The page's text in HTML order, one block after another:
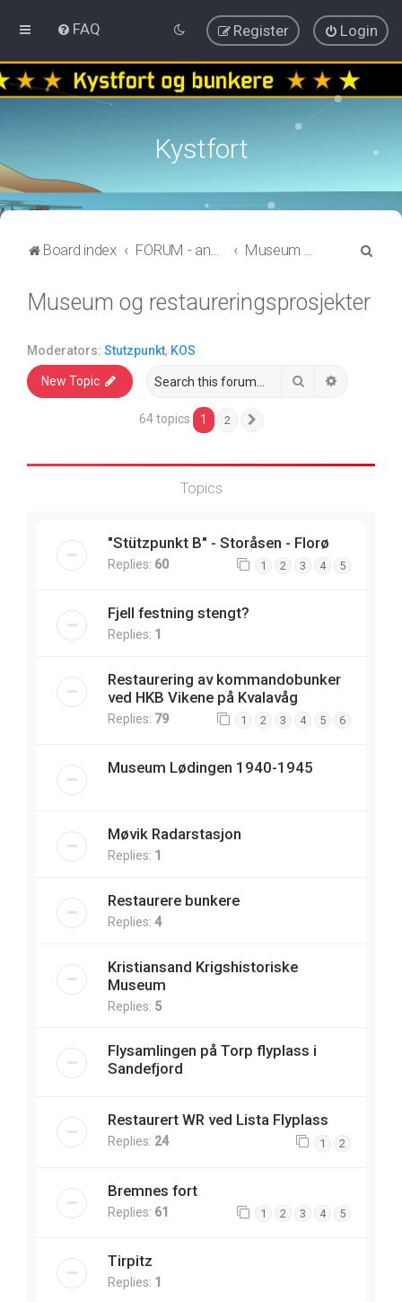
FAQ Login
Register
Kystfort
Board index FORUM - annen informasjon Museum og restaureringsprosjekter
Museum og restaureringsprosjekter
Moderators: Stutzpunkt, KOS
New Topic Search
64 topics 1 2
Topics
"Stützpunkt B" - Storåsen - Florø
Replies: 60 1 2 3 4 5
Fjell festning stengt?
Replies: 1
Restaurering av kommandobunker
ved HKB Vikene på Kvalavåg
Replies: 79 1 2 3 4 5 6
Museum Lødingen 1940-1945
Møvik Radarstasjon
Replies: 1
Restaurere bunkere
Replies: 4
Kristiansand Krigshistoriske
Museum
Replies: 5
Flysamlingen på Torp flyplass i
Sandefjord
Restaurert WR ved Lista Flyplass
Replies: 24 1 2
Bremnes fort
Replies: 61 1 2 3 4 5
Tirpitz
Replies: 1